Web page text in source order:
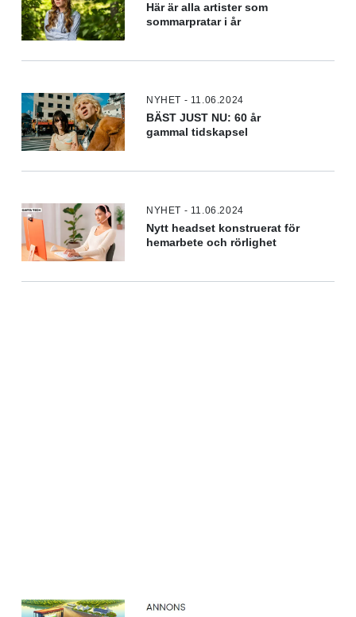
Här är alla artister som
sommarpratar i år
NYHET - 11.06.2024
BÄST JUST NU: 60 år
gammal tidskapsel
NYHET - 11.06.2024
Nytt headset konstruerat för
hemarbete och rörlighet